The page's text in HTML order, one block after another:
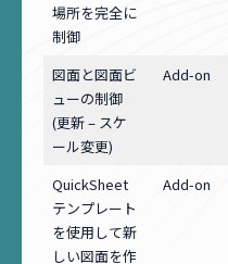
場所を完全に
制御
図面と図面ビ
ューの制御
(更新 – スケ
ール変更)
Add-on
QuickSheet
テンプレート
を使用して新
しい図面を作
Add-on